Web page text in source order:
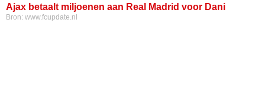
Ajax betaalt miljoenen aan Real Madrid voor Dani
Bron: www.fcupdate.nl